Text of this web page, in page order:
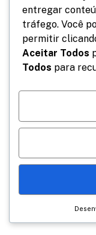
tudo com vocês.
publicou Maya
Reprodução/
atualizado,
Hoje, Maya
compartilhando
está recebendo
seguidores,
entregar
tráfego. Você
permitir
Aceitar Todos
Todos para